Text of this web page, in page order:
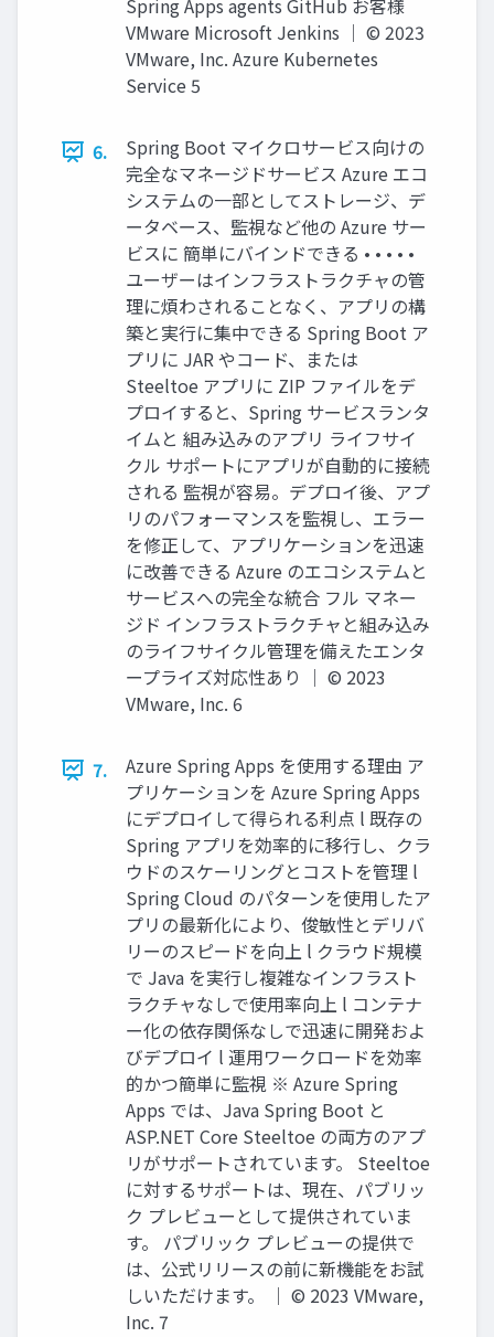
Spring Apps agents GitHub お客様
VMware Microsoft Jenkins │ © 2023
VMware, Inc. Azure Kubernetes
Service 5
6.
Spring Boot マイクロサービス向けの
完全なマネージドサービス Azure エコ
システムの⼀部としてストレージ、デ
ータベース、監視など他の Azure サー
ビスに 簡単にバインドできる • • • • •
ユーザーはインフラストラクチャの管
理に煩わされることなく、アプリの構
築と実⾏に集中できる Spring Boot ア
プリに JAR やコード、または
Steeltoe アプリに ZIP ファイルをデ
プロイすると、Spring サービスランタ
イムと 組み込みのアプリ ライフサイ
クル サポートにアプリが⾃動的に接続
される 監視が容易。デプロイ後、アプ
リのパフォーマンスを監視し、エラー
を修正して、アプリケーションを迅速
に改善できる Azure のエコシステムと
サービスへの完全な統合 フル マネー
ジド インフラストラクチャと組み込み
のライフサイクル管理を備えたエンタ
ープライズ対応性あり │ © 2023
VMware, Inc. 6
7.
Azure Spring Apps を使⽤する理由 ア
プリケーションを Azure Spring Apps
にデプロイして得られる利点 l 既存の
Spring アプリを効率的に移⾏し、クラ
ウドのスケーリングとコストを管理 l
Spring Cloud のパターンを使⽤したア
プリの最新化により、俊敏性とデリバ
リーのスピードを向上 l クラウド規模
で Java を実⾏し複雑なインフラスト
ラクチャなしで使⽤率向上 l コンテナ
ー化の依存関係なしで迅速に開発およ
びデプロイ l 運⽤ワークロードを効率
的かつ簡単に監視 ※ Azure Spring
Apps では、Java Spring Boot と
ASP.NET Core Steeltoe の両⽅のアプ
リがサポートされています。 Steeltoe
に対するサポートは、現在、パブリッ
ク プレビューとして提供されていま
す。 パブリック プレビューの提供で
は、公式リリースの前に新機能をお試
しいただけます。 │ © 2023 VMware,
Inc. 7